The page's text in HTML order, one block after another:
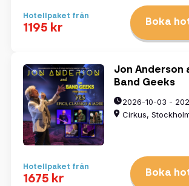
Hotellpaket från
1195 kr Boka
Jon Anderson
Band Geeks
2026-10-03 -
Cirkus,
Hotellpaket från
1675 kr Boka